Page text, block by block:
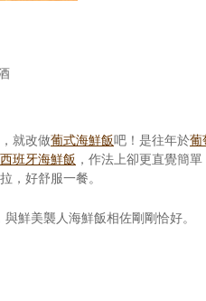
就改做葡式海鮮飯吧！是往年於葡
西班牙海鮮飯 ，作法上卻更直覺簡單
，好舒服一餐。
鮮美襲人海鮮飯相佐剛剛恰好。